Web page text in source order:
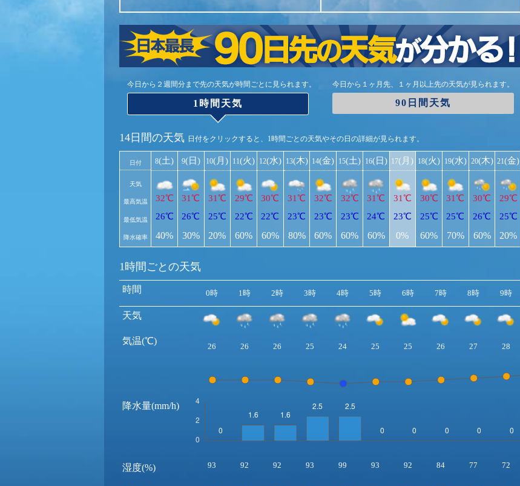
今日から２週間分まで先の天気が時間ごとに見られます。
1時間天気
今日から１ヶ月先、１ヶ月以上先の天気が見られます。
90日間天気
14日間の天気 日付をクリックすると、1時間ごとの天気やその日の詳細が見られます。
日付
天気
最高気温
最低気温
降水確率
8(土)
32℃
26℃
40%
9(日)
31℃
26℃
30%
10(月)
31℃
25℃
20%
11(火)
29℃
22℃
60%
12(水)
30℃
22℃
60%
13(木)
31℃
23℃
80%
14(金)
32℃
23℃
60%
15(土)
32℃
23℃
60%
16(日)
31℃
24℃
60%
17(月)
31℃
23℃
0%
18(火)
30℃
25℃
60%
19(水)
31℃
25℃
70%
20(木)
30℃
26℃
60%
21(金)
29℃
25℃
20%
1時間ごとの天気
時間
天気
気温(℃)
降水量(mm/h)
湿度(%)
0時 1時 2時 3時 4時 5時 6時 7時 8時 9時
26 26 26 25 24 25 25 26 27 28
93 92 92 93 99 93 92 84 77 72